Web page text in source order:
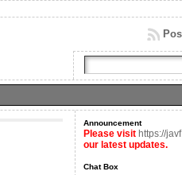
Announcement
Please visit https://
our latest updates.
Chat Box